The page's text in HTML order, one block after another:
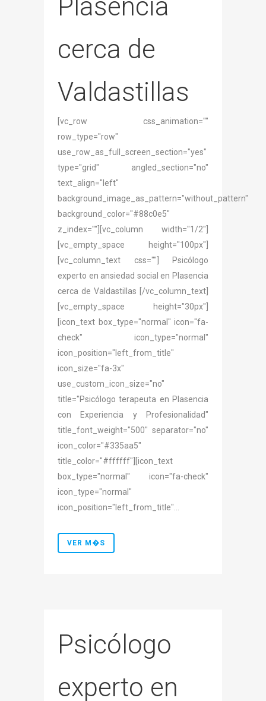
Plasencia
cerca de
Valdastillas
[vc_row css_animation=""
row_type="row"
use_row_as_full_screen_section="yes"
type="grid" angled_section="no"
text_align="left"
background_image_as_pattern="without_pattern"
background_color="#88c0e5"
z_index=""][vc_column width="1/2"]
[vc_empty_space height="100px"]
[vc_column_text css=""] Psicólogo
experto en ansiedad social en Plasencia
cerca de Valdastillas [/vc_column_text]
[vc_empty_space height="30px"]
[icon_text box_type="normal" icon="fa-
check" icon_type="normal"
icon_position="left_from_title"
icon_size="fa-3x"
use_custom_icon_size="no"
title="Psicólogo terapeuta en Plasencia
con Experiencia y Profesionalidad"
title_font_weight="500" separator="no"
icon_color="#335aa5"
title_color="#ffffff"][icon_text
box_type="normal" icon="fa-check"
icon_type="normal"
icon_position="left_from_title"...
VER M�S
Psicólogo
experto en